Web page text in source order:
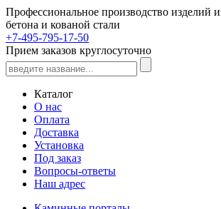
Профессиональное производство изделий
бетона и кованой стали
+7-495-795-17-50
Прием заказов круглосуточно
Каталог
О нас
Оплата
Доставка
Установка
Под заказ
Вопросы-ответы
Наш адрес